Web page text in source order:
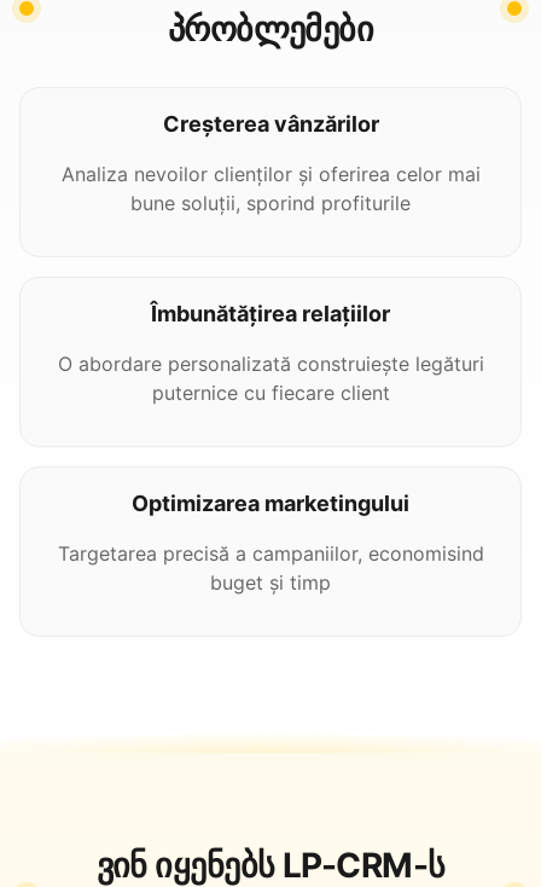
პრობლემები
Creșterea vânzărilor
Analiza nevoilor clienților și oferirea celor mai
bune soluții, sporind profiturile
Îmbunătățirea relațiilor
O abordare personalizată construiește legături
puternice cu fiecare client
Optimizarea marketingului
Targetarea precisă a campaniilor, economisind
buget și timp
ვინ იყენებს LP-CRM-ს